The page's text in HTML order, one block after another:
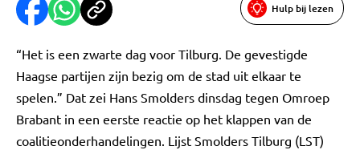
Hulp bij lezen
“Het is een zwarte dag voor Tilburg. De gevestigde
Haagse partijen zijn bezig om de stad uit elkaar te
spelen.” Dat zei Hans Smolders dinsdag tegen Omroep
Brabant in een eerste reactie op het klappen van de
coalitieonderhandelingen. Lijst Smolders Tilburg (LST)